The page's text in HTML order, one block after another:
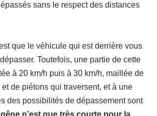
sans le respect des distances
que le véhicule qui est derrière vous
Toutefois, une partie de cette
à 20 km/h puis à 30 km/h, maillée de
de piétons qui traversent, et à une
des possibilités de dépassement sont